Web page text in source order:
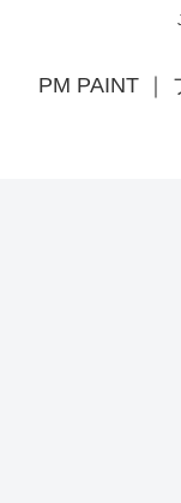
PM PAINT ｜